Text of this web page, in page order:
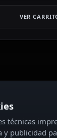
VER
técnicas
y publicidad